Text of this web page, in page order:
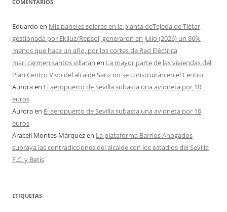
COMENTARIOS
Eduardo en Mis paneles solares en la planta deTejeda de Tiétar,
gestionada por Ekiluz/Repsol, generaron en julio (2026) un 86%
menos que hace un año, por los cortes de Red Eléctrica
mari carmen santos villaran en La mayor parte de las viviendas del
Plan Centro Vivo del alcalde Sanz no se construirán en el Centro
Auroraen El aeropuerto de Sevilla subasta una avioneta por 10
euros
Auroraen El aeropuerto de Sevilla subasta una avioneta por 10
euros
Araceli Montes Márquezen La plataforma Barrios Ahogados
subraya las contradicciones del alcalde con los estadios del Sevilla
F.C. y Betis
ETIQUETAS